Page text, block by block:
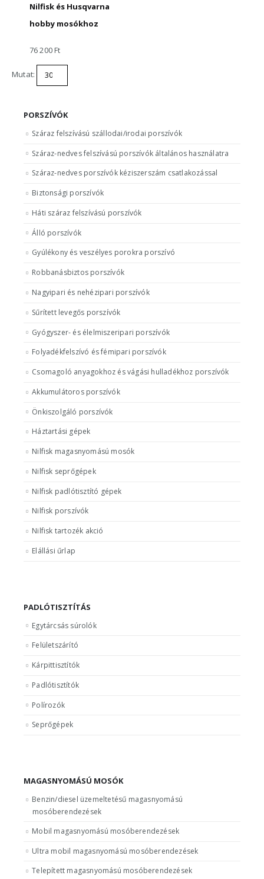
Nilfisk és Husqvarna
hobby mosókhoz
76 200Ft
Mutat:
PORSZÍVÓK
Száraz felszívású szállodai/irodai porszívók
Száraz-nedves felszívású porszívók általános használatra
Száraz-nedves porszívók kéziszerszám csatlakozással
Biztonsági porszívók
Háti száraz felszívású porszívók
Álló porszívók
Gyúlékony és veszélyes porokra porszívó
Robbanásbiztos porszívók
Nagyipari és nehézipari porszívók
Sűrített levegős porszívók
Gyógyszer- és élelmiszeripari porszívók
Folyadékfelszívó és fémipari porszívók
Csomagoló anyagokhoz és vágási hulladékhoz porszívók
Akkumulátoros porszívók
Önkiszolgáló porszívók
Háztartási gépek
Nilfisk magasnyomású mosók
Nilfisk seprőgépek
Nilfisk padlótisztító gépek
Nilfisk porszívók
Nilfisk tartozék akció
Elállási űrlap
PADLÓTISZTÍTÁS
Egytárcsás súrolók
Felületszárító
Kárpittisztítók
Padlótisztítók
Polírozók
Seprőgépek
MAGASNYOMÁSÚ MOSÓK
Benzin/diesel üzemeltetésű magasnyomású
mosóberendezések
Mobil magasnyomású mosóberendezések
Ultra mobil magasnyomású mosóberendezések
Telepített magasnyomású mosóberendezések